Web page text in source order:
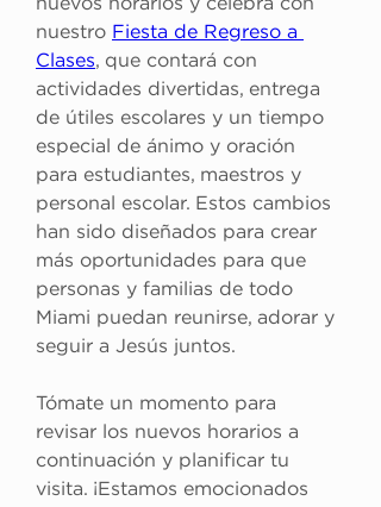
nuestro Fiesta de Regreso a
Clases, que contará con
actividades divertidas, entrega
de útiles escolares y un tiempo
especial de ánimo y oración
para estudiantes, maestros y
personal escolar. Estos cambios
han sido diseñados para crear
más oportunidades para que
personas y familias de todo
Miami puedan reunirse, adorar y
seguir a Jesús juntos.
Tómate un momento para
revisar los nuevos horarios a
continuación y planificar tu
visita. ¡Estamos emocionados